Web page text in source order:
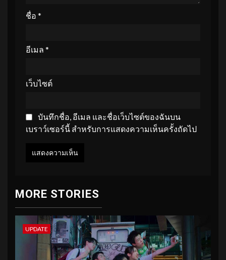
ชื่อ *
อีเมล *
เว็บไซต์
บันทึกชื่อ, อีเมล และชื่อเว็บไซต์ของฉันบน
เบราว์เซอร์นี้ สำหรับการแสดงความเห็นครั้งถัดไป
MORE STORIES
UPDATE